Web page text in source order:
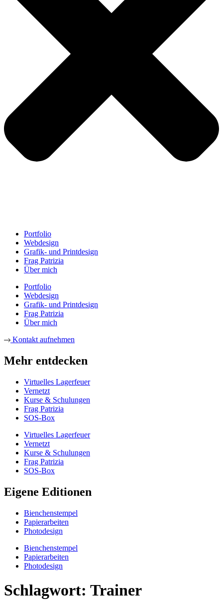
Portfolio
Webdesign
Grafik- und Printdesign
Frag Patrizia
Über mich
Portfolio
Webdesign
Grafik- und Printdesign
Frag Patrizia
Über mich
Kontakt aufnehmen
Mehr entdecken
Virtuelles Lagerfeuer
Vernetzt
Kurse & Schulungen
Frag Patrizia
SOS-Box
Virtuelles Lagerfeuer
Vernetzt
Kurse & Schulungen
Frag Patrizia
SOS-Box
Eigene Editionen
Bienchenstempel
Papierarbeiten
Photodesign
Bienchenstempel
Papierarbeiten
Photodesign
Schlagwort: Trainer